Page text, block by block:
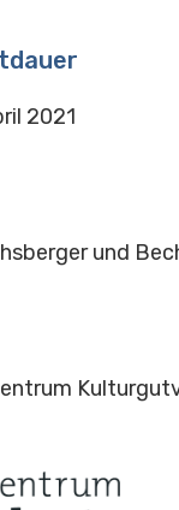
2021
und